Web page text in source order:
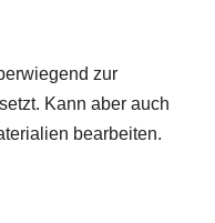
zur
Kann aber auch
bearbeiten.